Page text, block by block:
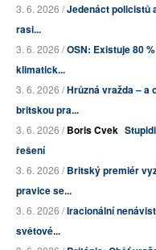
3. 6. 2026 /Jedenáct policistů
rasi...
3. 6. 2026 /OSN: Existuje 80
klimatick...
3. 6. 2026 /Hrůzná vražda – a
britskou pra...
3. 6. 2026 /Boris Cvek
řešení
3. 6. 2026 /Britský premiér
pravice se...
3. 6. 2026 /Iracionální
světové...